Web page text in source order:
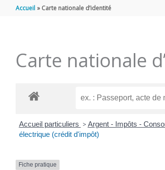
MAZERAY
Accueil Carte nationale d’identité
Carte nationale
Accueil particuliers > Argent - Impôts -
électrique (crédit d'impôt)
Fiche pratique